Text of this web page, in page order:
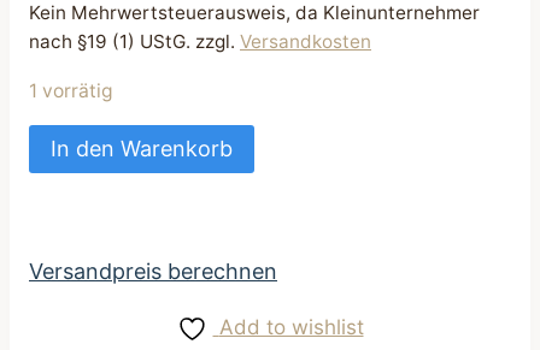
Kein Mehrwertsteuerausweis, da Kleinunternehmer
nach §19 (1) UStG. zzgl. Versandkosten
1 vorrätig
super
praktisch
Schlüsselanhänger
In den Warenkorb
Versandpreis berechnen
Add to wishlist